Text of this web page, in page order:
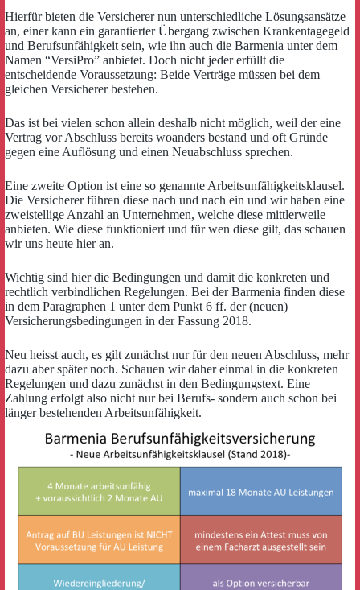
Hierfür bieten die Versicherer nun unterschiedliche Lösungsansätze
an, einer kann ein garantierter Übergang zwischen Krankentagegeld
und Berufsunfähigkeit sein, wie ihn auch die Barmenia unter dem
Namen “VersiPro” anbietet. Doch nicht jeder erfüllt die
entscheidende Voraussetzung: Beide Verträge müssen bei dem
gleichen Versicherer bestehen.
Das ist bei vielen schon allein deshalb nicht möglich, weil der eine
Vertrag vor Abschluss bereits woanders bestand und oft Gründe
gegen eine Auflösung und einen Neuabschluss sprechen.
Eine zweite Option ist eine so genannte Arbeitsunfähigkeitsklausel.
Die Versicherer führen diese nach und nach ein und wir haben eine
zweistellige Anzahl an Unternehmen, welche diese mittlerweile
anbieten. Wie diese funktioniert und für wen diese gilt, das schauen
wir uns heute hier an.
Wichtig sind hier die Bedingungen und damit die konkreten und
rechtlich verbindlichen Regelungen. Bei der Barmenia finden diese
in dem Paragraphen 1 unter dem Punkt 6 ff. der (neuen)
Versicherungsbedingungen in der Fassung 2018.
Neu heisst auch, es gilt zunächst nur für den neuen Abschluss, mehr
dazu aber später noch. Schauen wir daher einmal in die konkreten
Regelungen und dazu zunächst in den Bedingungstext. Eine
Zahlung erfolgt also nicht nur bei Berufs- sondern auch schon bei
länger bestehenden Arbeitsunfähigkeit.